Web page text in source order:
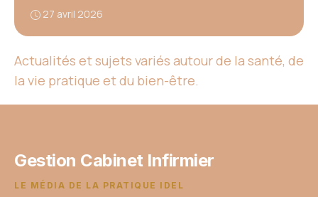
27 avril 2026
Actualités et sujets variés autour de la santé, de
la vie pratique et du bien-être.
Gestion Cabinet Infirmier
LE MÉDIA DE LA PRATIQUE IDEL